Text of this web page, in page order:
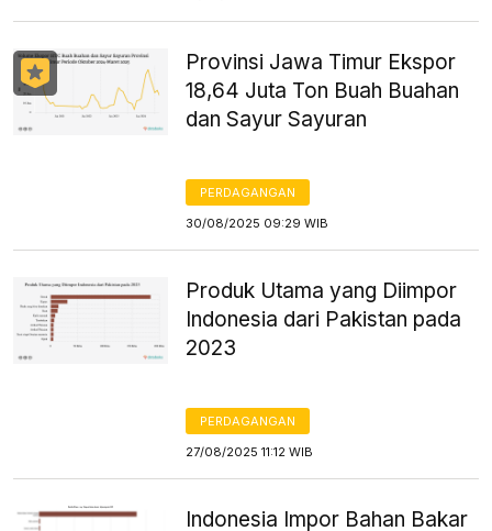
Provinsi Jawa Timur Ekspor
18,64 Juta Ton Buah Buahan
dan Sayur Sayuran
PERDAGANGAN
30/08/2025 09:29 WIB
Produk Utama yang Diimpor
Indonesia dari Pakistan pada
2023
PERDAGANGAN
27/08/2025 11:12 WIB
Indonesia Impor Bahan Bakar